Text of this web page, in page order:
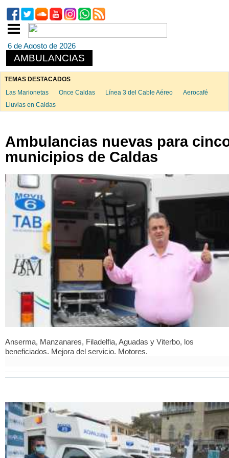
6 de Agosto de 2026
AMBULANCIAS
TEMAS DESTACADOS
Las Marionetas
Once Caldas Línea 3 del Cable Aéreo
Aerocafé
Lluvias en Caldas
Ambulancias nuevas para
municipios de Caldas
Anserma, Manzanares, Filadelfia, Aguadas y Viterbo, los
beneficiados. Mejora del servicio. Motores.